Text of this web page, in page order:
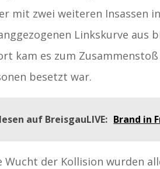
mit zwei weiteren Insassen
Linkskurve aus
kam es zum
besetzt war.
auf BreisgauLIVE: Brand in
Wucht der Kollision wurden